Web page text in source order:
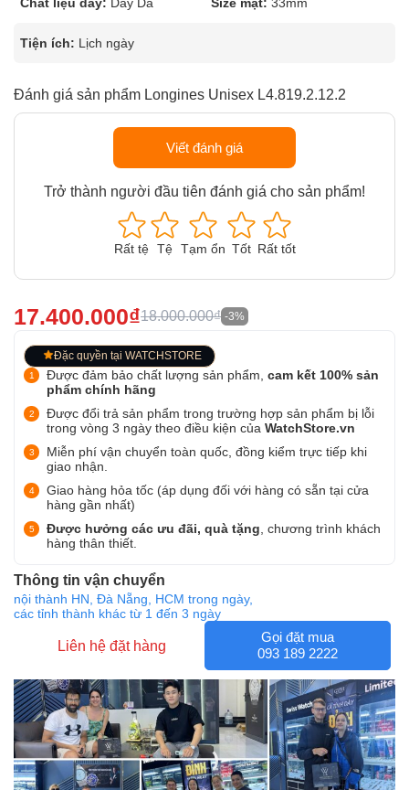
Tiện ích: Lịch ngày
Đánh giá sản phẩm Longines Unisex L4.819.2.12.2
Viết đánh giá
Trở thành người đầu tiên đánh giá cho sản phẩm!
Rất tệ Tệ Tạm ổn Tốt Rất tốt
17.400.000₫18.000.000₫ -3%
Đặc quyền tại WATCHSTORE
Được đảm bảo chất lượng sản phẩm, cam kết 100% sản
phẩm chính hãng
Được đổi trả sản phẩm trong trường hợp sản phẩm bị lỗi
trong vòng 3 ngày theo điều kiện của WatchStore.vn
Miễn phí vận chuyển toàn quốc, đồng kiểm trực tiếp khi
giao nhận.
Giao hàng hỏa tốc (áp dụng đối với hàng có sẵn tại cửa
hàng gần nhất)
Được hưởng các ưu đãi, quà tặng , chương trình khách
hàng thân thiết.
Thông tin vận chuyển
nội thành HN, Đà Nẵng, HCM trong ngày,
các tỉnh thành khác từ 1 đến 3 ngày
Liên hệ đặt hàng
Gọi đặt mua
093 189 2222